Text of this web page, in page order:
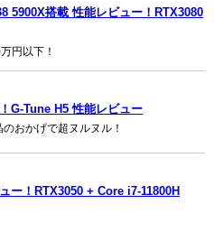
5900X搭載 性能レビュー！RTX3080
円以下！
G-Tune H5 性能レビュー
おかげで超ヌルヌル！
ー！RTX3050 + Core i7-11800H